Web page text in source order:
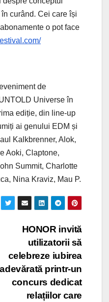
curând. Cei care își
o pot face
de
Universe în
ediție, din line-up
ai genului EDM și
Kalkbrenner, Alok,
Aoki, Claptone,
Summit, Charlotte
Nina Kraviz, Mau P.
HONOR invită
utilizatorii să
celebreze iubirea
adevărată printr-un
concurs dedicat
relațiilor care